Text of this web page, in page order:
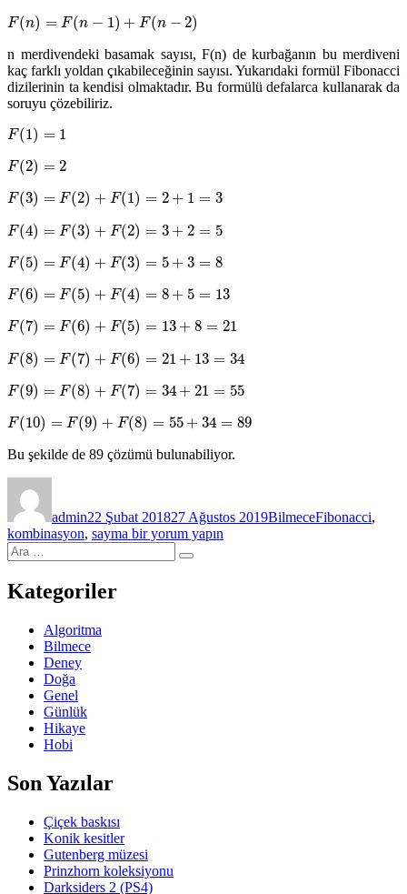
F(n) = F(n − 1) + F(n − 2)
n merdivendeki basamak sayısı, F(n) de kurbağanın bu merdiveni
kaç farklı yoldan çıkabileceğinin sayısı. Yukarıdaki formül Fibonacci
dizilerinin ta kendisi olmaktadır. Bu formülü defalarca kullanarak da
soruyu çözebiliriz.
F(1) = 1
F(2) = 2
F(3) = F(2) + F(1) = 2 + 1 = 3
F(4) = F(3) + F(2) = 3 + 2 = 5
F(5) = F(4) + F(3) = 5 + 3 = 8
F(6) = F(5) + F(4) = 8 + 5 = 13
F(7) = F(6) + F(5) = 13 + 8 = 21
F(8) = F(7) + F(6) = 21 + 13 = 34
F(9) = F(8) + F(7) = 34 + 21 = 55
F(10) = F(9) + F(8) = 55 + 34 = 89
Bu şekilde de 89 çözümü bulunabiliyor.
admin22 Şubat 201827 Ağustos 2019BilmeceFibonacci,
kombinasyon, sayma Merdiven
için
bir yorum yapın
Ara:
Ara
Kategoriler
Algoritma
Bilmece
Deney
Doğa
Genel
Günlük
Hikaye
Hobi
Son Yazılar
Çiçek baskısı
Konik kesitler
Gutenberg müzesi
Prinzhorn koleksiyonu
Darksiders 2 (PS4)